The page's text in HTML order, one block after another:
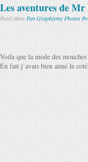
Les aventures de
Posté dans FunGraphisme Photos
Voila que la mode des
En fait j’avais bien aimé le